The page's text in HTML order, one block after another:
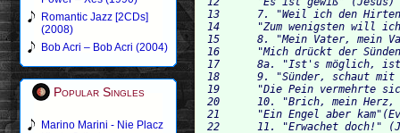
Romantic Jazz [2CDs]
(2008)
Bob Acri – Bob Acri (2004)
Popular Singles
Marino Marini - Nie Placz
13 	7. "Weil ich den Hirten schlagen werde" (Jesus)		1:41
14 	"Zum wenigsten will ich" (Petrus, Jesus)		1:24
15 	8. "Mein Vater, mein Vater! Schau wie ich mich quäle" (Jesus)	2:45
16 	"Mich drückt der Sünden Zentnerlast" (Jesus)	1:09
17 	8a. "Ist's möglich, ist's möglich, daß dein Zorn sich stille" (Jesus)	2:41
18 	9. "Sünder, schaut mit Furcht und Zagen" (Tochter Zion)	2:32
19 	"Die Pein vermehrte sich" (Evangelist)	0:59
20 	10. "Brich, mein Herz, zerfließ in Tränen" (Tochter Zion)		6:02
21 	"Ein Engel aber kam"(Evangelist)	0:34
22 	11. "Erwachet doch!" (Johannes, Jakobus, Petrus, Jesus)	1:57